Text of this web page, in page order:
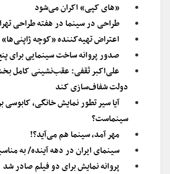
«های کپی» اکران می‌شود
طراحی در سینما در هفته طراحی
اعتراض تهیه‌کننده «کوچه ژاپنی‌ها»
صدور پروانه ساخت سینمایی برای
علی‌اکبر ثقفی: عقب‌نشینی کامل
دولت شفاف‌سازی کند
آیا سیر تطور نمایش خانگی، کابوسی
سینماست؟
مهر آمد، سینما هم می‌آید؟!
سینمای ایران در دهه آینده/ به
پروانه نمایش برای دو فیلم صادر شد